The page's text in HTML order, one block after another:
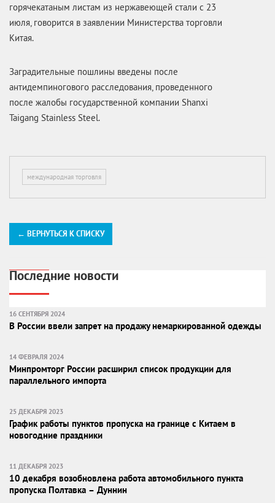
горячекатаным листам из нержавеющей стали с 23
июля, говорится в заявлении Министерства торговли
Китая.
Заградительные пошлины введены после
антидемпиногового расследования, проведенного
после жалобы государственной компании Shanxi
Taigang Stainless Steel.
международная торговля
← ВЕРНУТЬСЯ К СПИСКУ
Последние новости
16 СЕНТЯБРЯ 2024
В России ввели запрет на продажу немаркированной одежды
14 ФЕВРАЛЯ 2024
Минпромторг России расширил список продукции для
параллельного импорта
25 ДЕКАБРЯ 2023
График работы пунктов пропуска на границе с Китаем в
новогодние праздники
11 ДЕКАБРЯ 2023
10 декабря возобновлена работа автомобильного пункта
пропуска Полтавка – Дуннин